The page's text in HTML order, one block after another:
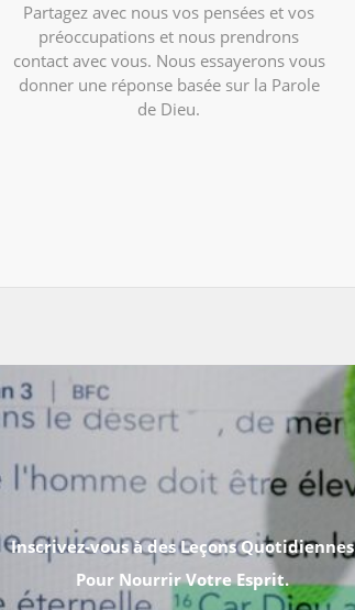
Partagez avec nous vos pensées et vos
préoccupations et nous prendrons
contact avec vous. Nous essayerons vous
donner une réponse basée sur la Parole
de Dieu.
Inscrivez-vous à des Leçons Quotidiennes
Pour Nourrir Votre Esprit.